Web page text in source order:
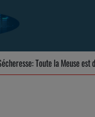
Sécheresse: Toute la Meuse